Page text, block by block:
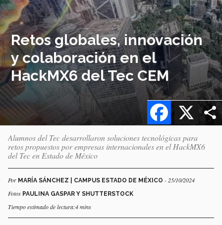
Retos globales, innovación
y colaboración en el
HackMX6 del Tec CEM
X
Facebook
Alumnos del Tec desarrollaron soluciones tecnológicas para
retos propuestos por empresas internacionales en el HackMX6
del Tec en Estado de México
Por MARÍA SÁNCHEZ | CAMPUS ESTADO DE MÉXICO - 25/10/2024
Fotos PAULINA GASPAR Y SHUTTERSTOCK
Tiempo estimado de lectura:4 mins